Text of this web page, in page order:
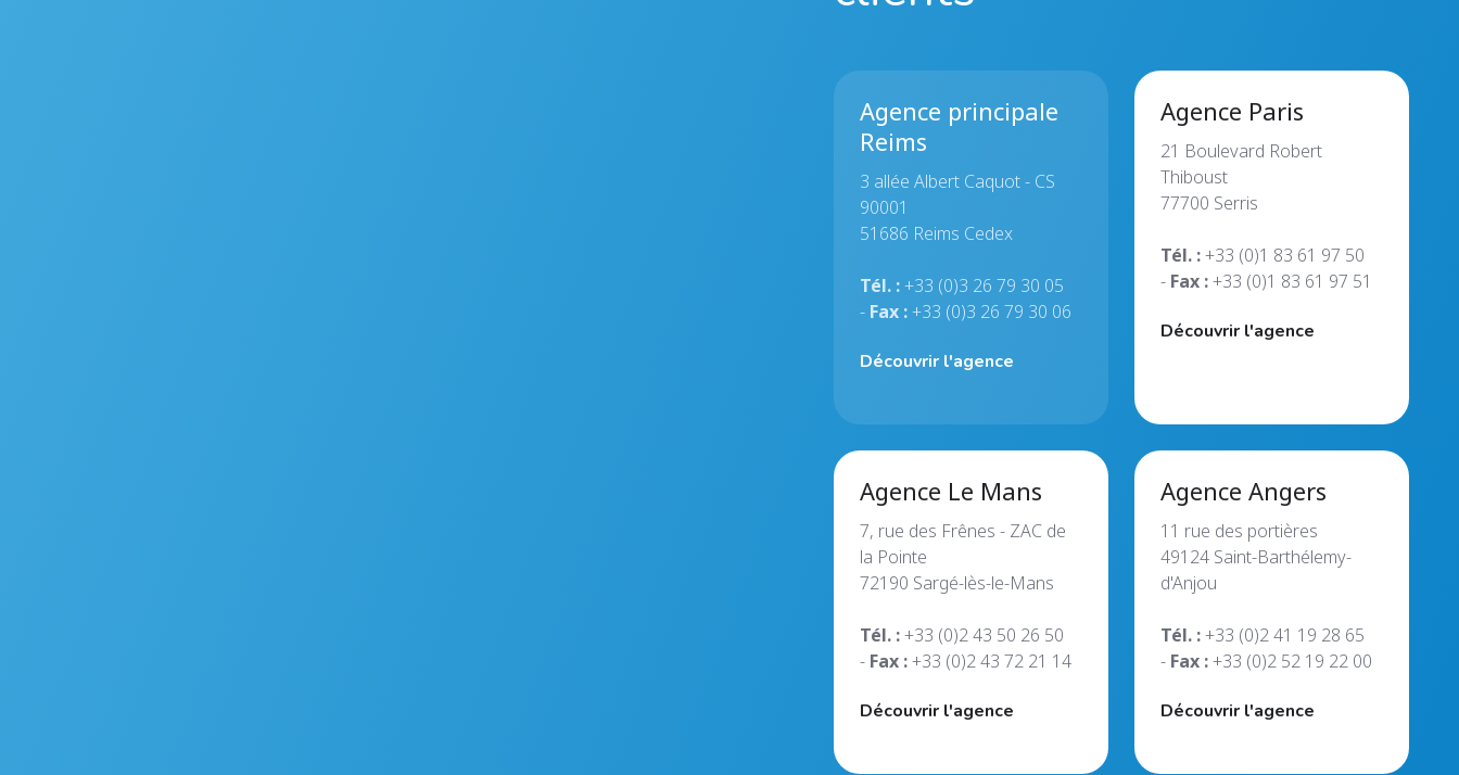
Agence principale
Reims
3 allée Albert Caquot - CS
90001
51686 Reims Cedex
Tél. :+33 (0)3 26 79 30 05
- Fax :+33 (0)3 26 79 30 06
Découvrir l'agence
Agence Paris
21 Boulevard Robert
Thiboust
77700 Serris
Tél. :+33 (0)1 83 61 97 50
- Fax :+33 (0)1 83 61 97 51
Découvrir l'agence
Agence Le Mans
7, rue des Frênes - ZAC de
la Pointe
72190 Sargé-lès-le-Mans
Tél. :+33 (0)2 43 50 26 50
- Fax :+33 (0)2 43 72 21 14
Découvrir l'agence
Agence Angers
11 rue des portières
49124 Saint-Barthélemy-
d'Anjou
Tél. :+33 (0)2 41 19 28 65
- Fax :+33 (0)2 52 19 22 00
Découvrir l'agence